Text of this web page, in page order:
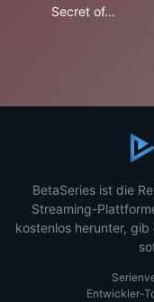
Secret of…
BetaSeries ist die
Streaming-
kostenlos herunter,
Entwickler-